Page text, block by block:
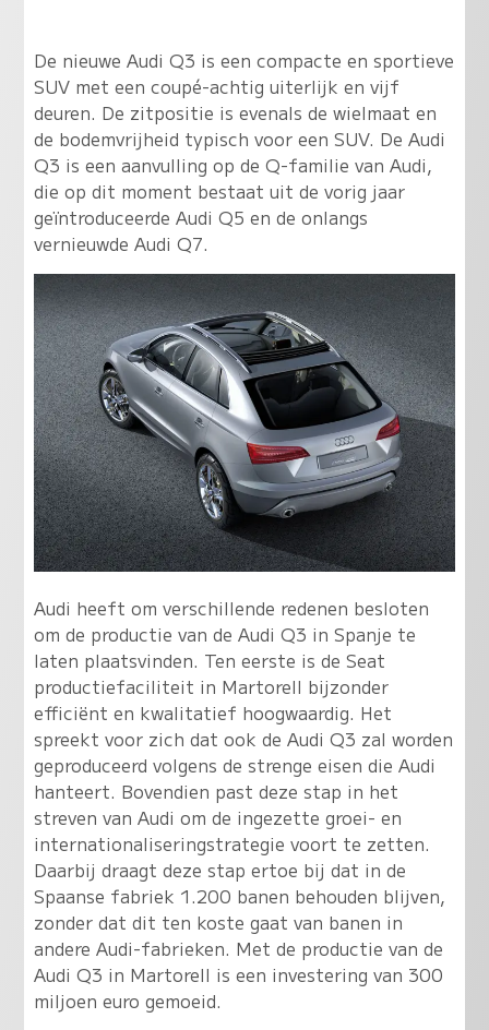
De nieuwe Audi Q3 is een compacte en sportieve
SUV met een coupé-achtig uiterlijk en vijf
deuren. De zitpositie is evenals de wielmaat en
de bodemvrijheid typisch voor een SUV. De Audi
Q3 is een aanvulling op de Q-familie van Audi,
die op dit moment bestaat uit de vorig jaar
geïntroduceerde Audi Q5 en de onlangs
vernieuwde Audi Q7.
Audi heeft om verschillende redenen besloten
om de productie van de Audi Q3 in Spanje te
laten plaatsvinden. Ten eerste is de Seat
productiefaciliteit in Martorell bijzonder
efficiënt en kwalitatief hoogwaardig. Het
spreekt voor zich dat ook de Audi Q3 zal worden
geproduceerd volgens de strenge eisen die Audi
hanteert. Bovendien past deze stap in het
streven van Audi om de ingezette groei- en
internationaliseringstrategie voort te zetten.
Daarbij draagt deze stap ertoe bij dat in de
Spaanse fabriek 1.200 banen behouden blijven,
zonder dat dit ten koste gaat van banen in
andere Audi-fabrieken. Met de productie van de
Audi Q3 in Martorell is een investering van 300
miljoen euro gemoeid.